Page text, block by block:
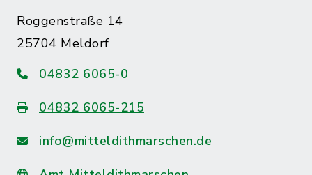
Roggenstraße 14
25704 Meldorf
04832 6065-0
04832 6065-215
info@mitteldithmarschen.de